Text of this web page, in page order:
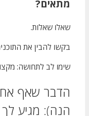
מתאים?
שאלו שאלות.
בקשו להבין את
שימו לב לתחושה:
הדבר שאף
הנה): מגיע